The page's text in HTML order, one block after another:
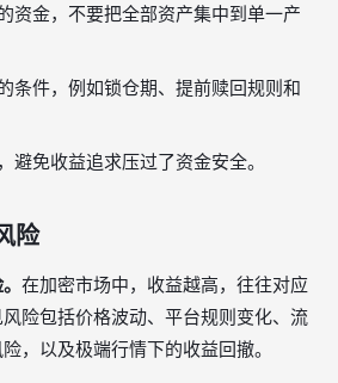
资金，不要把全部资产集中到单一产
条件，例如锁仓期、提前赎回规则和
避免收益追求压过了资金安全。
险
在加密市场中，收益越高，往往对应
险包括价格波动、平台规则变化、流
，以及极端行情下的收益回撤。